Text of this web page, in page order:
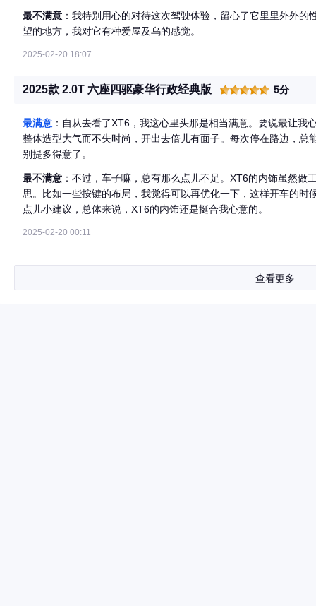
最不满意 ：我特别用心的对待这次驾驶体验，留心了它里里外外
望的地方，我对它有种爱屋及乌的感觉。
2025-02-20 18:07
2025款 2.0T 六座四驱豪华行政经典版 5分
最满意 ：自从去看了XT6，我这心里头那是相当满意。要说最让
整体造型大气而不失时尚，开出去倍儿有面子。每次停在路边，总
别提多得意了。
最不满意 ：不过，车子嘛，总有那么点儿不足。XT6的内饰虽然
思。比如一些按键的布局，我觉得可以再优化一下，这样开车的
点儿小建议，总体来说，XT6的内饰还是挺合我心意的。
2025-02-20 00:11
查看更多